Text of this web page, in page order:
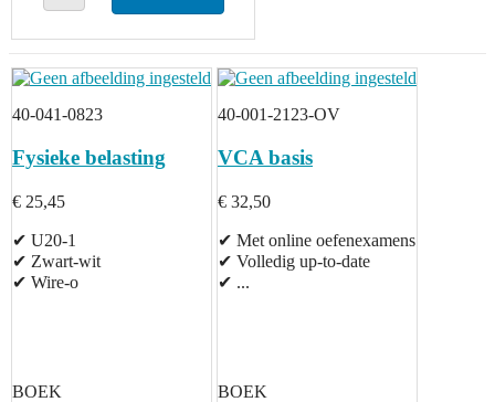
40-041-0823
Fysieke belasting
€ 25,45
✔ U20-1
✔ Zwart-wit
✔ Wire-o
BOEK
40-001-2123-OV
VCA basis
€ 32,50
✔ Met online oefenexamens
✔ Volledig up-to-date
✔ ...
BOEK